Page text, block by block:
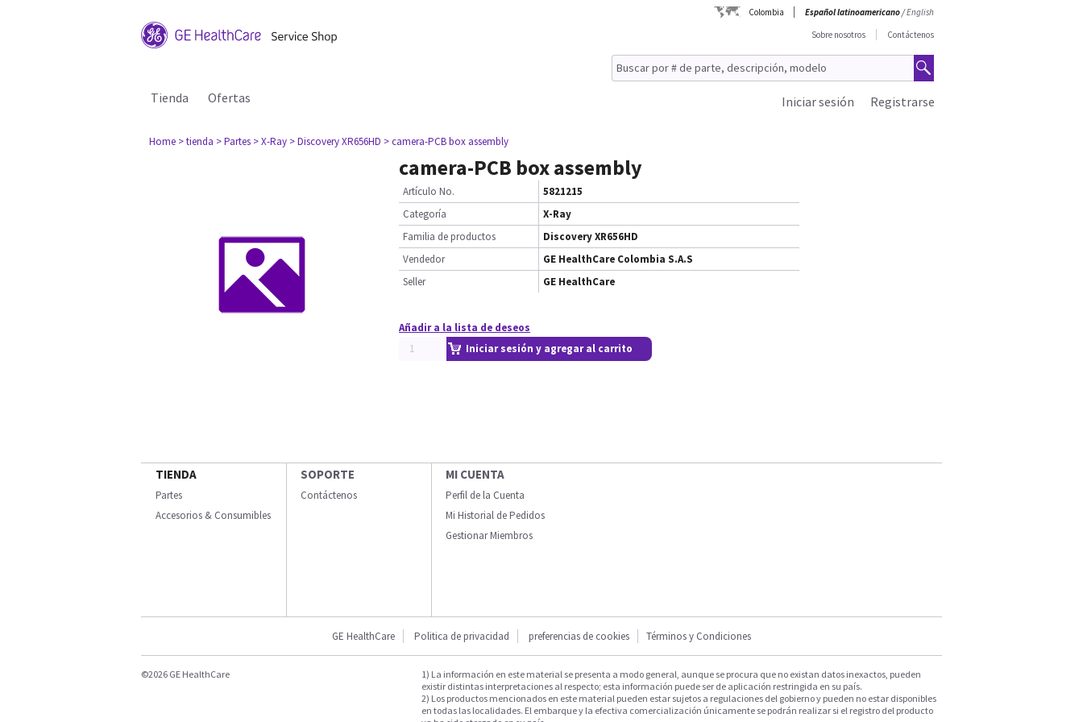
Colombia Español latinoamericano/English
Sobre nosotros
Contáctenos
Tienda Ofertas Registrarse
Iniciar sesión
Home > tienda > Partes > X-Ray > Discovery XR656HD > camera-PCB box assembly
camera-PCB box assembly
Artículo No.
5821215
Categoría
X-Ray
Familia de productos
Discovery XR656HD
Vendedor
GE HealthCare Colombia S.A.S
Seller
GE HealthCare
Añadir a la lista de deseos
Iniciar sesión y agregar al carrito
TIENDA
Partes
Accesorios & Consumibles
SOPORTE
Contáctenos
MI CUENTA
Perfil de la Cuenta
Mi Historial de Pedidos
Gestionar Miembros
GE HealthCare Politica de privacidad preferencias de cookies Términos y Condiciones
©2026 GE HealthCare
1) La información en este material se presenta a modo general, aunque se procura que no existan datos inexactos, pueden
existir distintas interpretaciones al respecto; esta información puede ser de aplicación restringida en su país.
2) Los productos mencionados en este material pueden estar sujetos a regulaciones del gobierno y pueden no estar disponibles
en todas las localidades. El embarque y la efectiva comercialización únicamente se podrán realizar si el registro del producto